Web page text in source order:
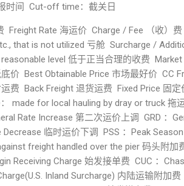
时间 Cut-off time：截关日
Freight Rate 海运价 Charge / Fee （收）
that is not utilized 亏舱 Surcharge /
level 低于正当合理的收费 Market
价 Best Obtainable Price 市场最好价 CC
费 Back Freight 退货运费 Fixed Price 固
made for local hauling by dray or truck 拖运
Rate Increase 第二次运价上调 GRD ：
临时运价下调 PSS ：Peak
freight handled over the pier 码头附加
Receiving Charge 始发接单费 CUC ：
Inland Surcharge) 内陆运输附加费